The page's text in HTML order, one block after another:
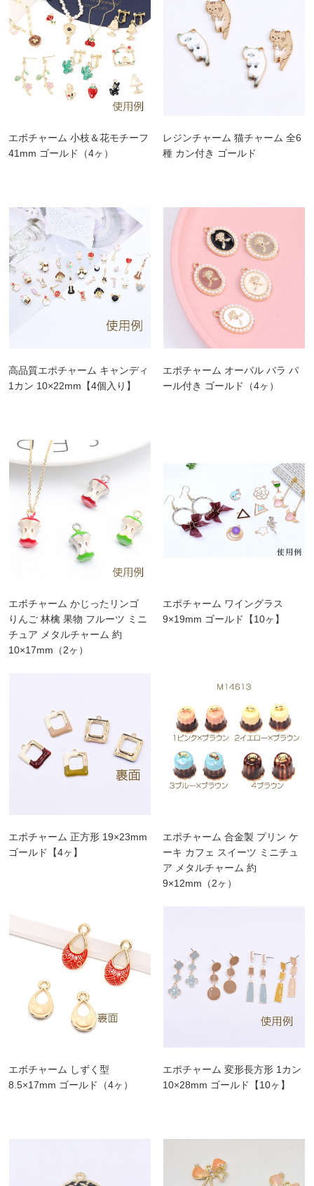
エボチャーム 小枝＆花モチーフ
41mm ゴールド（4ヶ）
レジンチャーム 猫チャーム 全6
種 カン付き ゴールド
高品質エポチャーム キャンディ
1カン 10×22mm【4個入り】
エポチャーム オーバル バラ パ
ール付き ゴールド（4ヶ）
エポチャーム かじったリンゴ
りんご 林檎 果物 フルーツ ミニ
チュア メタルチャーム 約
10×17mm（2ヶ）
エポチャーム ワイングラス
9×19mm ゴールド【10ヶ】
エポチャーム 正方形 19×23mm
ゴールド【4ヶ】
エポチャーム 合金製 プリン ケ
ーキ カフェ スイーツ ミニチュ
ア メタルチャーム 約
9×12mm（2ヶ）
エボチャーム しずく型
8.5×17mm ゴールド（4ヶ）
エポチャーム 変形長方形 1カン
10×28mm ゴールド【10ヶ】